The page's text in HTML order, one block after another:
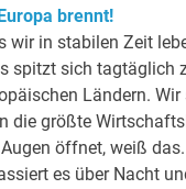
brennt!
wir in stabilen Zeit
spitzt sich tagtäglich
Ländern.
die größte
öffnet, weiß
es über Nacht